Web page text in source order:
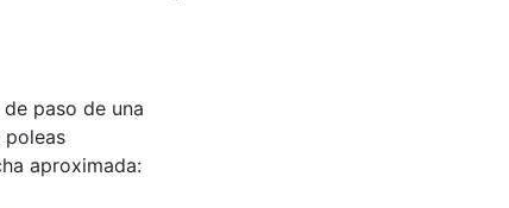
paso de una
poleas
aproximada: